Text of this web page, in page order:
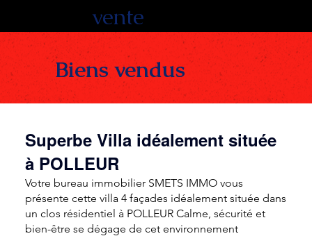
vente
Biens vendus
Superbe Villa idéalement située
à POLLEUR
Votre bureau immobilier SMETS IMMO vous
présente cette villa 4 façades idéalement située dans
un clos résidentiel à POLLEUR Calme, sécurité et
bien-être se dégage de cet environnement